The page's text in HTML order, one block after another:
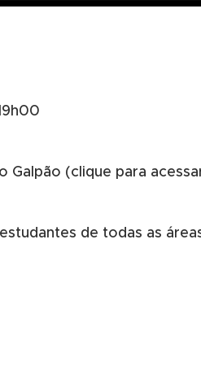
Galpão (clique para
de todas as